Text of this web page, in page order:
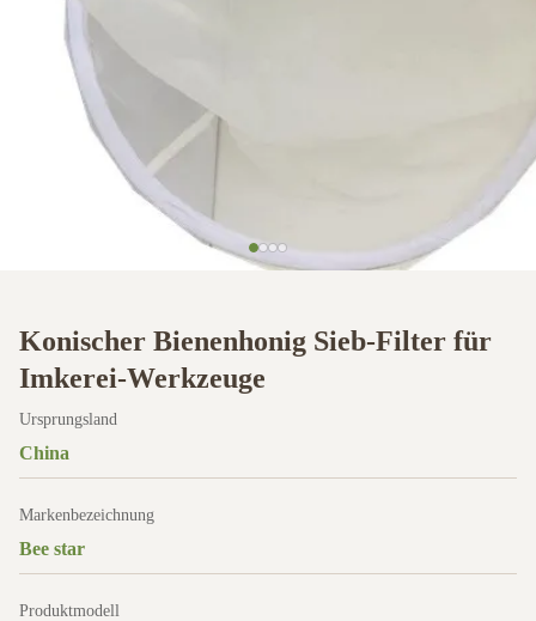
Konischer Bienenhonig Sieb-Filter für
Imkerei-Werkzeuge
Ursprungsland
China
Markenbezeichnung
Bee star
Produktmodell